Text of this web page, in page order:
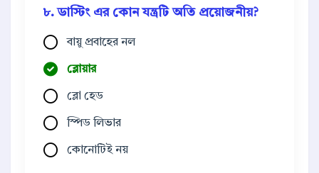
৮. ডাস্টিং এর কোন যন্ত্রটি অতি প্রয়োজনীয়?
বায়ু প্রবাহের নল
ব্লোয়ার
ব্লো হেড
স্পিড লিভার
কোনোটিই নয়